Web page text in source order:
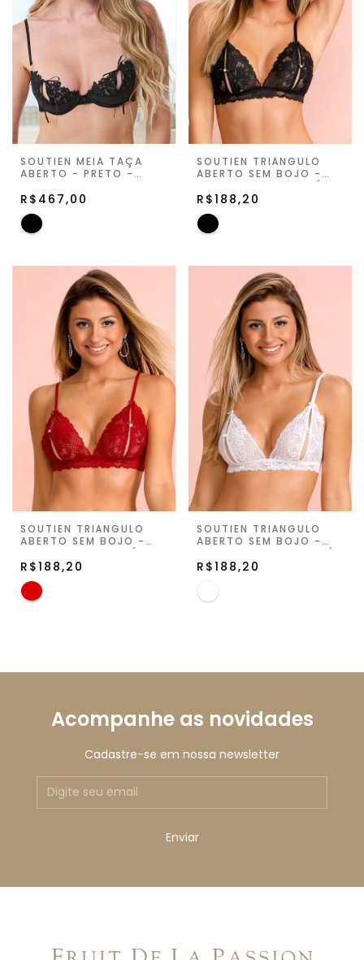
SOUTIEN MEIA TAÇA
ABERTO - PRETO -
R$467,00
SOUTIEN TRIÂNGULO
ABERTO SEM BOJO -
PRETO - SUITE PRIVÉ
R$188,20
SOUTIEN TRIÂNGULO
ABERTO SEM BOJO -
RUBY - SUITE PRIVÉ
R$188,20
SOUTIEN TRIÂNGULO
ABERTO SEM BOJO -
BRANCO - SUITE PRIVÉ
R$188,20
Acompanhe as novidades
Cadastre-se em nossa newsletter